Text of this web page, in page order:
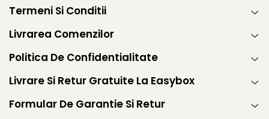
Termeni Si Conditii
Livrarea Comenzilor
Politica De Confidentialitate
Livrare Si Retur Gratuite La Easybox
Formular De Garantie Si Retur